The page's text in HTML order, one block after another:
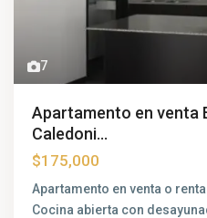
7
Apartamento en venta
Caledoni...
$175,000
Apartamento en venta o
Cocina abierta con